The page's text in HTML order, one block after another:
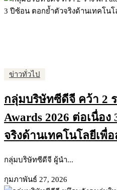
ข่าวทั่วไป
กลุ่มบริษัทซีดีจี คว้า 2
Awards 2026 ต่อเนื่อ
จริงด้านเทคโนโลยีเพื่
กลุ่มบริษัทซีดีจี ผู้นำ...
กุมภาพันธ์ 27, 2026